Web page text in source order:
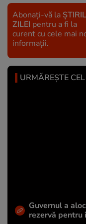
Abonați-vă la
ZILEI pentru a fi la
curent cu cele mai
informații.
URMĂREȘTE
Guvernul a
rezervă pentru